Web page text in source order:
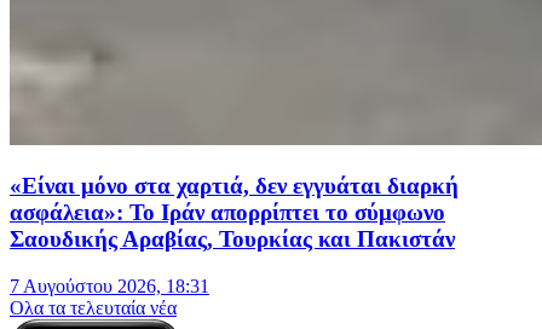
«Είναι μόνο στα χαρτιά, δεν εγγυάται διαρκή
ασφάλεια»: Το Ιράν απορρίπτει το σύμφωνο
Σαουδικής Αραβίας, Τουρκίας και Πακιστάν
7 Αυγούστου 2026, 18:31
Oλα τα τελευταία νέα